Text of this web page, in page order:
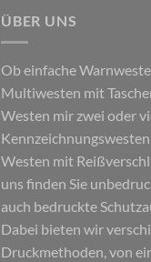
ÜBER UNS
Ob einfache
Multiwesten mit
Westen mir zwei oder
Westen mit
uns finden Sie
auch bedruckte
Dabei bieten wir
Druckmethoden, von